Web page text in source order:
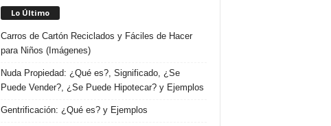
Lo Último
Carros de Cartón Reciclados y Fáciles de Hacer
para Niños (Imágenes)
Nuda Propiedad: ¿Qué es?, Significado, ¿Se
Puede Vender?, ¿Se Puede Hipotecar? y Ejemplos
Gentrificación: ¿Qué es? y Ejemplos